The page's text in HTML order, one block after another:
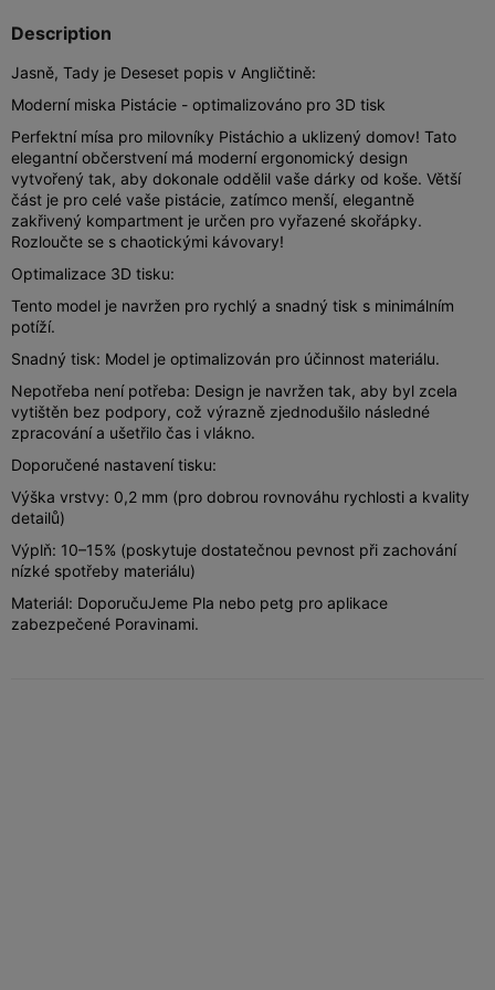
Description
Jasně, Tady je Deseset popis v Angličtině:
Moderní miska Pistácie - optimalizováno pro 3D tisk
Perfektní mísa pro milovníky Pistáchio a uklizený domov! Tato
elegantní občerstvení má moderní ergonomický design
vytvořený tak, aby dokonale oddělil vaše dárky od koše. Větší
část je pro celé vaše pistácie, zatímco menší, elegantně
zakřivený kompartment je určen pro vyřazené skořápky.
Rozloučte se s chaotickými kávovary!
Optimalizace 3D tisku:
Tento model je navržen pro rychlý a snadný tisk s minimálním
potíží.
Snadný tisk: Model je optimalizován pro účinnost materiálu.
Nepotřeba není potřeba: Design je navržen tak, aby byl zcela
vytištěn bez podpory, což výrazně zjednodušilo následné
zpracování a ušetřilo čas i vlákno.
Doporučené nastavení tisku:
Výška vrstvy: 0,2 mm (pro dobrou rovnováhu rychlosti a kvality
detailů)
Výplň: 10–15% (poskytuje dostatečnou pevnost při zachování
nízké spotřeby materiálu)
Materiál: DoporučuJeme Pla nebo petg pro aplikace
zabezpečené Poravinami.